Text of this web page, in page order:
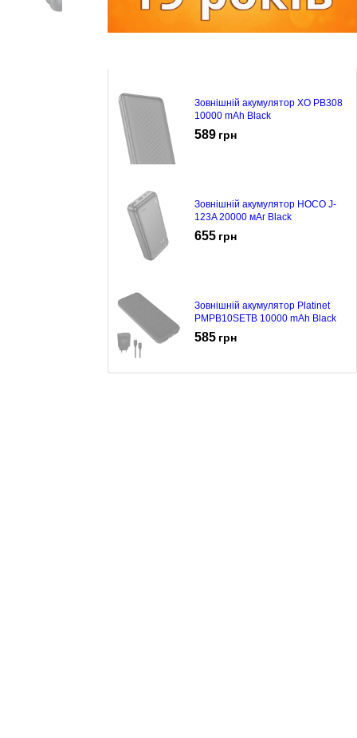
Зовнішній акумулятор XO PB308
10000 mAh Black
589 грн
Зовнішній акумулятор HOCO J-
123A 20000 мАг Black
655 грн
Зовнішній акумулятор Platinet
PMPB10SETB 10000 mAh Black
585 грн